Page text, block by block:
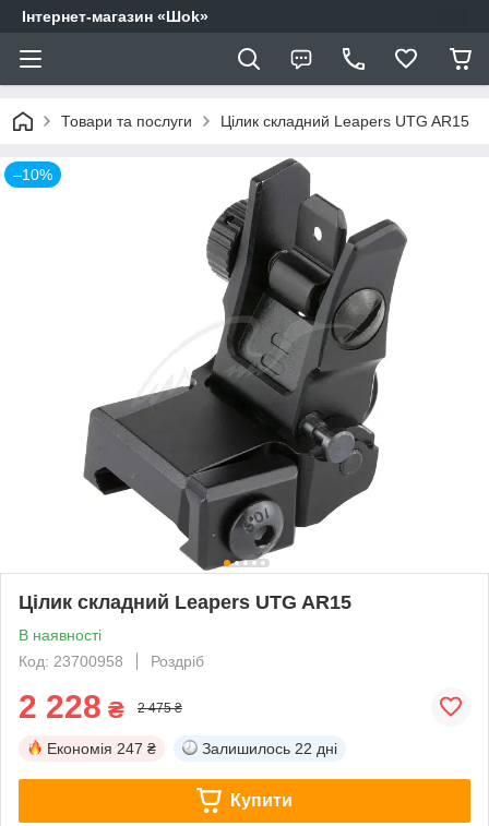
Інтернет-магазин «Шоk»
Товари та послуги Цілик складний Leapers UTG AR15
–10%
Цілик складний Leapers UTG AR15
В наявності
Код: 23700958
Роздріб
2 228 ₴ 2 475 ₴
Економія 247 ₴ Залишилось 22 дні
Купити